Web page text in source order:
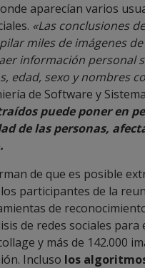
aparecían varios
«Las conclusiones
miles de imágenes
información personal
edad, sexo y nombres
de Software y
puede poner en
de las personas,
de que es posible
participantes de la
de
de redes sociales
y más de 142.000
Incluso los